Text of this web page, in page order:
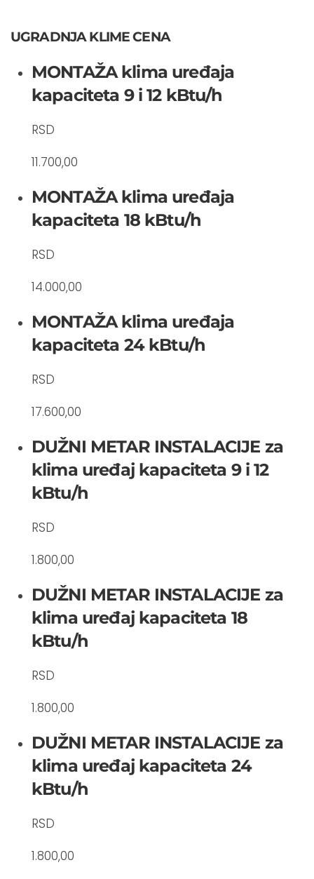
UGRADNJA KLIME CENA
MONTAŽA klima uređaja
kapaciteta 9 i 12 kBtu/h
RSD
11.700,00
MONTAŽA klima uređaja
kapaciteta 18 kBtu/h
RSD
14.000,00
MONTAŽA klima uređaja
kapaciteta 24 kBtu/h
RSD
17.600,00
DUŽNI METAR INSTALACIJE za
klima uređaj kapaciteta 9 i 12
kBtu/h
RSD
1.800,00
DUŽNI METAR INSTALACIJE za
klima uređaj kapaciteta 18
kBtu/h
RSD
1.800,00
DUŽNI METAR INSTALACIJE za
klima uređaj kapaciteta 24
kBtu/h
RSD
1.800,00